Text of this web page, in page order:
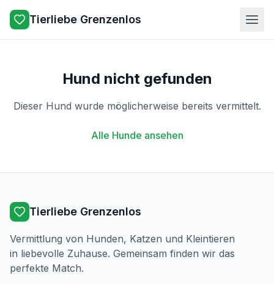
Tierliebe Grenzenlos
Hund nicht gefunden
Dieser Hund wurde möglicherweise bereits vermittelt.
Alle Hunde ansehen
Tierliebe Grenzenlos
Vermittlung von Hunden, Katzen und Kleintieren
in liebevolle Zuhause. Gemeinsam finden wir das
perfekte Match.